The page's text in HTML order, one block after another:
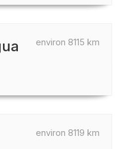
environ 8115 km
environ 8119 km